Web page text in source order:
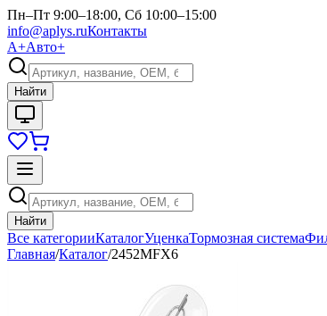
Пн–Пт 9:00–18:00, Сб 10:00–15:00
info@aplys.ruКонтакты
А+Авто+
Найти
Найти
Все категорииКаталогУценкаТормозная система
Главная/Каталог/2452MFX6